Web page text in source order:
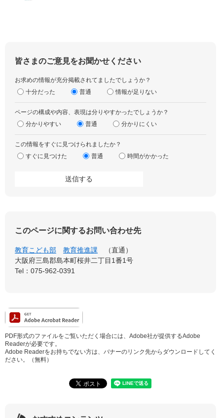
皆さまのご意見をお聞かせください
お求めの情報が充分掲載されてましたでしょうか？
十分だった
普通 情報が足りない
ページの構成や内容、表現は分りやすかったでしょうか？
分かりやすい
普通 分かりにくい
この情報をすぐに見つけられましたか？
すぐに見つけた
普通 時間がかかった
このページに関するお問い合わせ先
教育こども部 教育推進課
直通
大阪府三島郡島本町桜井二丁目1番1号
Tel：075-962-0391
PDF形式のファイルをご覧いただく場合には、Adobe社が提供するAdobe
Readerが必要です。
Adobe Readerをお持ちでない方は、バナーのリンク先からダウンロードしてく
ださい。（無料）